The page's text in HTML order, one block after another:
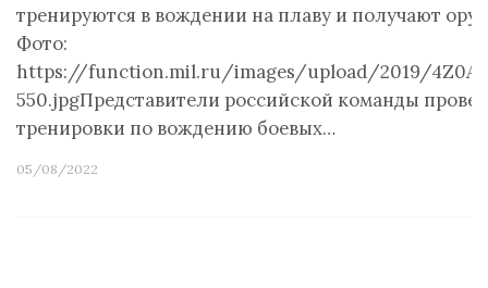
тренируются в вождении на плаву и получают
Фото:
https://function.mil.ru/images/upload/2019/
550.jpgПредставители российской команды
тренировки по вождению боевых…
05/08/2022